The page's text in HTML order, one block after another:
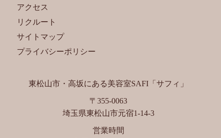
アクセス
リクルート
サイトマップ
プライバシーポリシー
東松山市・高坂にある美容室SAFI「サフィ」
〒355-0063
埼玉県東松山市元宿1-14-3
営業時間